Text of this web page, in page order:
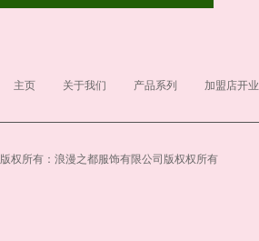
主页 关于我们 产品系列 加盟店开业
版权所有：浪漫之都服饰有限公司版权权所有